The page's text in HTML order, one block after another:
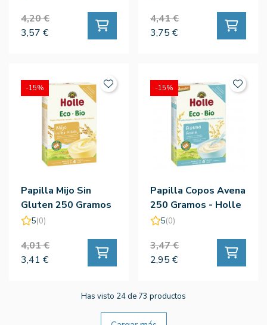
4,20 €
3,57 €
4,41 €
3,75 €
Papilla Mijo Sin
Gluten 250 Gramos
- Holle
5(0)
4,01 €
3,41 €
-15%
Papilla Copos Avena
250 Gramos - Holle
5(0)
3,47 €
2,95 €
-15%
Has visto 24 de 73 productos